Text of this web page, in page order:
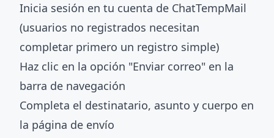
Inicia sesión en tu cuenta de ChatTempMail
(usuarios no registrados necesitan
completar primero un registro simple)
Haz clic en la opción "Enviar correo" en la
barra de navegación
Completa el destinatario, asunto y cuerpo en
la página de envío